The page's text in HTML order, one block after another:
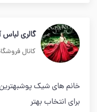
گالری لباس
کانال
خانم های شیک
برای انتخاب بهتر